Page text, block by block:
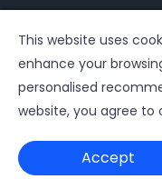
This website uses
enhance your
personalised
website, you agree to
Accept